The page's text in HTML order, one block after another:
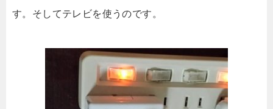
す。そしてテレビを使うのです。